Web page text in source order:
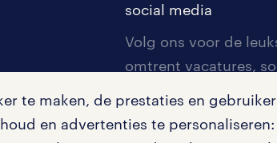
te maken, de prestaties en
en advertenties te
social media
Volg ons voor de
omtrent vacatures,